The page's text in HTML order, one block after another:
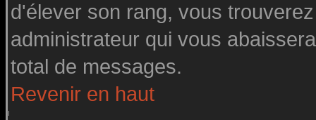
d'élever son rang, vous
administrateur qui vous
total de messages.
Revenir en haut